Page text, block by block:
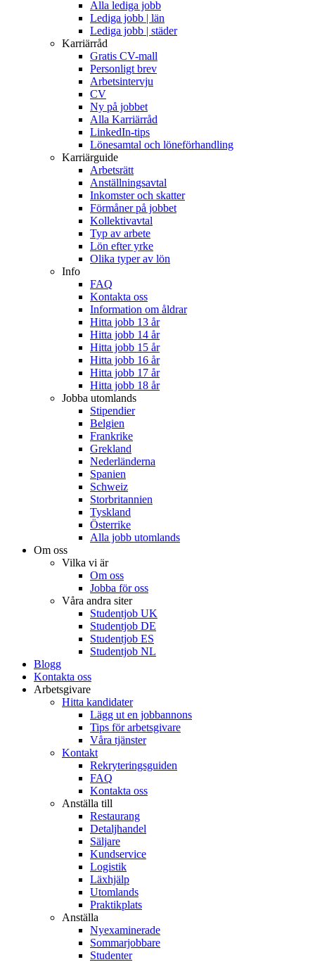
Alla lediga jobb
Lediga jobb | län
Lediga jobb | städer
Karriärråd
Gratis CV-mall
Personligt brev
Arbetsintervju
CV
Ny på jobbet
Alla Karriärråd
LinkedIn-tips
Lönesamtal och löneförhandling
Karriärguide
Arbetsrätt
Anställningsavtal
Inkomster och skatter
Förmåner på jobbet
Kollektivavtal
Typ av arbete
Lön efter yrke
Olika typer av lön
Info
FAQ
Kontakta oss
Information om åldrar
Hitta jobb 13 år
Hitta jobb 14 år
Hitta jobb 15 år
Hitta jobb 16 år
Hitta jobb 17 år
Hitta jobb 18 år
Jobba utomlands
Stipendier
Belgien
Frankrike
Grekland
Nederländerna
Spanien
Schweiz
Storbritannien
Tyskland
Österrike
Alla jobb utomlands
Om oss
Vilka vi är
Om oss
Jobba för oss
Våra andra siter
Studentjob UK
Studentjob DE
Studentjob ES
Studentjob NL
Blogg
Kontakta oss
Arbetsgivare
Hitta kandidater
Lägg ut en jobbannons
Tips för arbetsgivare
Våra tjänster
Kontakt
Rekryteringsguiden
FAQ
Kontakta oss
Anställa till
Restaurang
Detaljhandel
Säljare
Kundservice
Logistik
Läxhjälp
Utomlands
Praktikplats
Anställa
Nyexaminerade
Sommarjobbare
Studenter